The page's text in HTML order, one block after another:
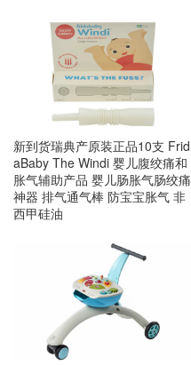
新到货瑞典产原装正品10支 Frid
aBaby The Windi 婴儿腹绞痛和
胀气辅助产品 婴儿肠胀气肠绞痛
神器 排气通气棒 防宝宝胀气 非
西甲硅油